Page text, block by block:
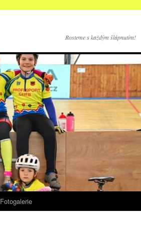
Rosteme s každým šlápnutím!
Fotogalerie